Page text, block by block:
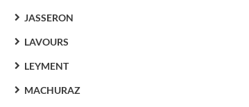
JASSERON
LAVOURS
LEYMENT
MACHURAZ